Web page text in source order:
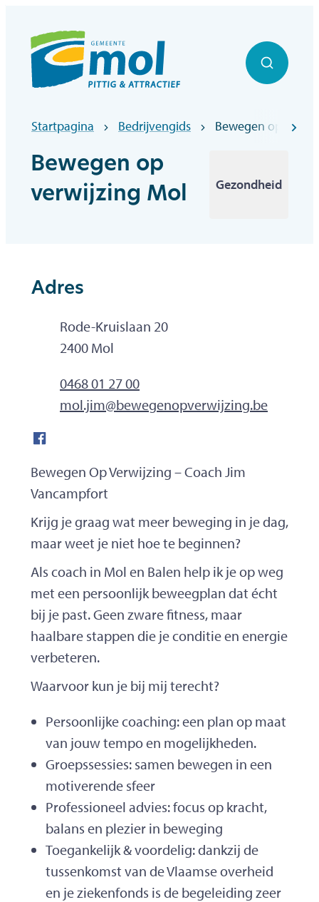
Officiële website gemeentebestuur Mol
Zoek
Startpagina Bedrijvengids Bewegen op
Bewegen op
verwijzing Mol
Gezondheid
Adres
AdresRode-Kruislaan 20
,2400 Mol
0468 01 27 00
E-mailadres
mol.jim@bewegenopverwijzing.be
Facebook
Bewegen Op Verwijzing – Coach Jim
Vancampfort
Krijg je graag wat meer beweging in je dag,
maar weet je niet hoe te beginnen?
Als coach in Mol en Balen help ik je op weg
met een persoonlijk beweegplan dat écht
bij je past. Geen zware fitness, maar
haalbare stappen die je conditie en energie
verbeteren.
Waarvoor kun je bij mij terecht?
Persoonlijke coaching: een plan op maat
van jouw tempo en mogelijkheden.
Groepssessies: samen bewegen in een
motiverende sfeer
Professioneel advies: focus op kracht,
balans en plezier in beweging
Toegankelijk & voordelig: dankzij de
tussenkomst van de Vlaamse overheid
en je ziekenfonds is de begeleiding zeer